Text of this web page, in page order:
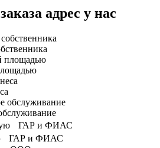
адрес у нас
ГАР и ФИАС